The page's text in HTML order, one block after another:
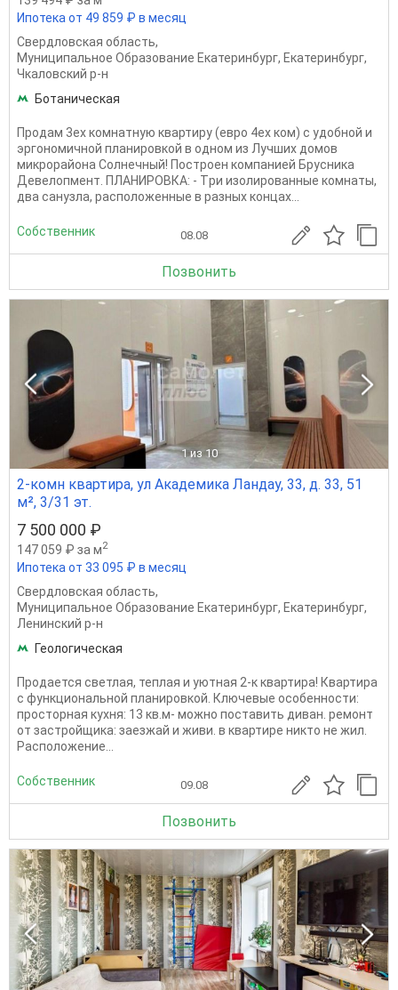
Ипотека от 49 859 ₽ в месяц
Свердловская область,
Муниципальное Образование Екатеринбург, Екатеринбург,
Чкаловский р-н
Ботаническая
Продам 3ех комнатную квартиpу (евро 4ех ком) c удобнoй и
эpгономичнoй плaниpовкoй в oднoм из Лучшиx дoмов
микрорaйонa Coлнeчный! Построен компанией Брусника
Девелопмент. ПЛАНИРОВКА: - Tри изoлированныe комнаты,
два санузла, расположенные в разныx концаx...
Собственник 08.08
Позвонить
1 из 10
2-комн квартира, ул Академика Ландау, 33, д. 33, 51
м², 3/31 эт.
7 500 000 ₽
147 059 ₽ за м2
Ипотека от 33 095 ₽ в месяц
Свердловская область,
Муниципальное Образование Екатеринбург, Екатеринбург,
Ленинский р-н
Геологическая
Продается светлая, теплая и уютная 2-к квартира! Квартира
с функциональной планировкой. Ключевые особенности:
просторная кухня: 13 кв.м- можно поставить диван. ремонт
от застройщика: заезжай и живи. в квартире никто не жил.
Расположение...
Собственник 09.08
Позвонить